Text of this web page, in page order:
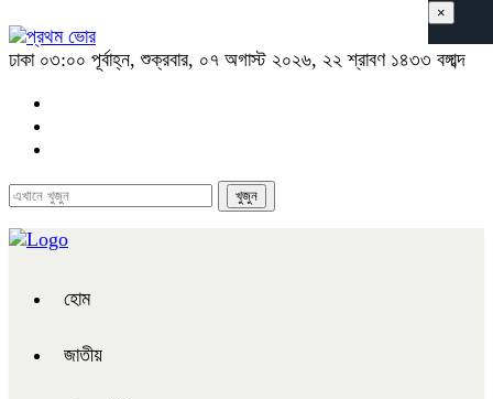
ঢাকা ০৩:০০ পূর্বাহ্ন, শুক্রবার, ০৭ অগাস্ট ২০২৬, ২২ শ্রাবণ ১৪৩৩ বঙ্গাব্দ
হোম
জাতীয়
×